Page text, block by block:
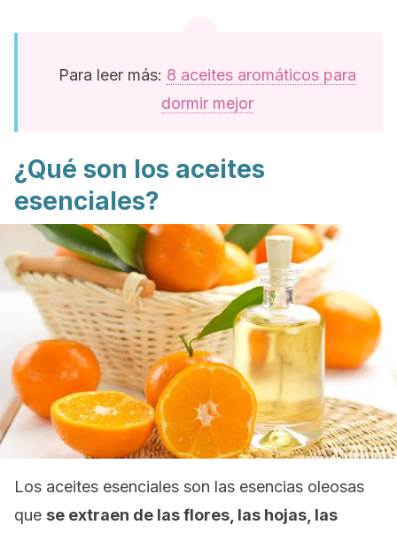
Para leer más: 8 aceites aromáticos para
dormir mejor
¿Qué son los aceites
esenciales?
Los aceites esenciales son las esencias oleosas
que se extraen de las flores, las hojas, las